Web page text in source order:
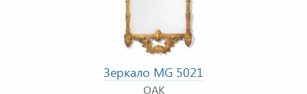
Зеркало MG 5021
OAK